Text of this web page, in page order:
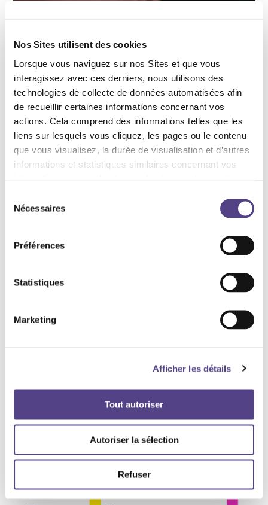
Nos Sites utilisent des cookies
Lorsque vous naviguez sur nos Sites et que vous
interagissez avec ces derniers, nous utilisons des
technologies de collecte de données automatisées afin
de recueillir certaines informations concernant vos
actions. Cela comprend des informations telles que les
liens sur lesquels vous cliquez, les pages ou le contenu
que vous visualisez, la durée de visualisation et d’autres
informations et statistiques similaires concernant vos
certaines pages, le type de navigateur utilisé ou le lieu de
connexion. Ces informations sont saisies au moyen de
technologies automatisées comme les cookies ou par le
biais de services de suivi externes.
Nécessaires
Préférences
Statistiques
Marketing
Afficher les détails
Tout autoriser
Autoriser la sélection
Refuser
Une aide existe : une campagne Action
Innocence et DIS NO s’adresse aux
personnes qui consomment des images
pédopornographiques
Campagne
Écrans, parlons-en : une exposition itinérante
interroge l’usage des écrans